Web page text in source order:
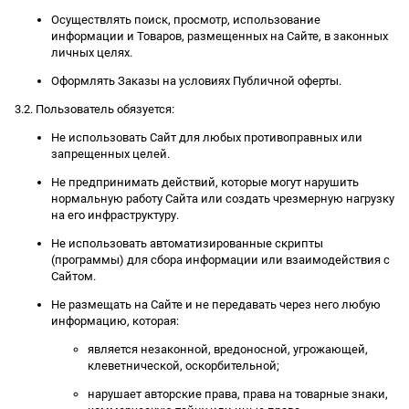
Осуществлять поиск, просмотр, использование
информации и Товаров, размещенных на Сайте, в законных
личных целях.
Оформлять Заказы на условиях Публичной оферты.
3.2. Пользователь обязуется:
Не использовать Сайт для любых противоправных или
запрещенных целей.
Не предпринимать действий, которые могут нарушить
нормальную работу Сайта или создать чрезмерную нагрузку
на его инфраструктуру.
Не использовать автоматизированные скрипты
(программы) для сбора информации или взаимодействия с
Сайтом.
Не размещать на Сайте и не передавать через него любую
информацию, которая:
является незаконной, вредоносной, угрожающей,
клеветнической, оскорбительной;
нарушает авторские права, права на товарные знаки,